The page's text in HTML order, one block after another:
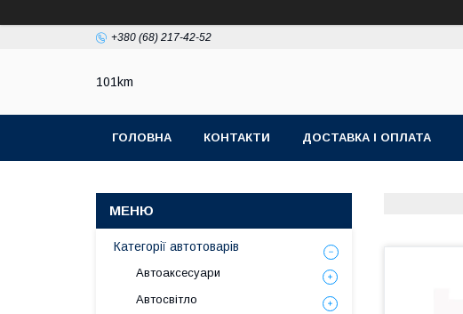
+380 (68) 217-42-52
101km
ГОЛОВНА КОНТАКТИ ДОСТАВКА І ОПЛАТА
Категорії автотоварів
Автоаксесуари
Автосвітло